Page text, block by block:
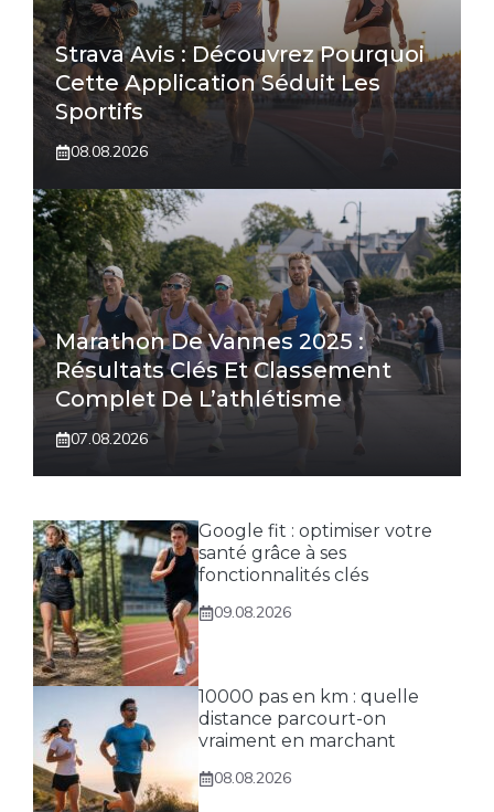
Strava Avis : Découvrez Pourquoi
Cette Application Séduit Les
Sportifs
08.08.2026
Marathon De Vannes 2025 :
Résultats Clés Et Classement
Complet De L’athlétisme
07.08.2026
Google fit : optimiser votre
santé grâce à ses
fonctionnalités clés
09.08.2026
10000 pas en km : quelle
distance parcourt-on
vraiment en marchant
08.08.2026